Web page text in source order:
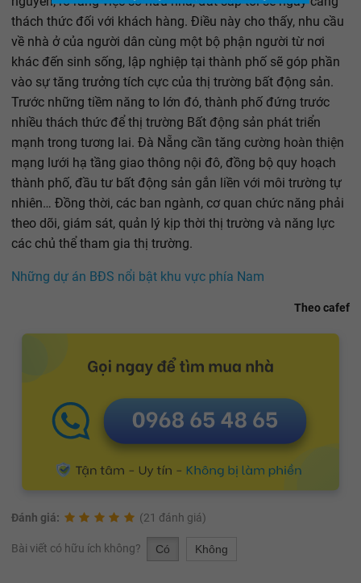
thách thức đối với khách hàng. Điều này cho thấy, nhu cầu
về nhà ở của người dân cùng một bộ phận người từ nơi
khác đến sinh sống, lập nghiệp tại thành phố sẽ góp phần
vào sự tăng trưởng tích cực của thị trường bất động sản.
Trước những tiềm năng to lớn đó, thành phố đứng trước
nhiều thách thức để thị trường Bất động sản phát triển
mạnh trong tương lai. Đà Nẵng cần tăng cường hoàn thiện
mạng lưới hạ tầng giao thông nội đô, đồng bộ quy hoạch
thành phố, đầu tư bất động sản gắn liền với môi trường tự
nhiên… Đồng thời, các ban ngành, cơ quan chức năng phải
theo dõi, giám sát, quản lý kịp thời thị trường và năng lực
các chủ thể tham gia thị trường.
Những dự án BĐS nổi bật khu vực phía Nam
Theo cafef
Đánh giá: (21 đánh giá)
Bài viết có hữu ích không? Có Không